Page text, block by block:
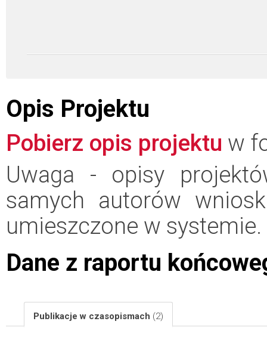
Opis Projektu
Pobierz opis projektu w
Uwaga - opisy
samych autorów
umieszczone w systemie.
Dane z raportu
Publikacje w czasopismach (2)